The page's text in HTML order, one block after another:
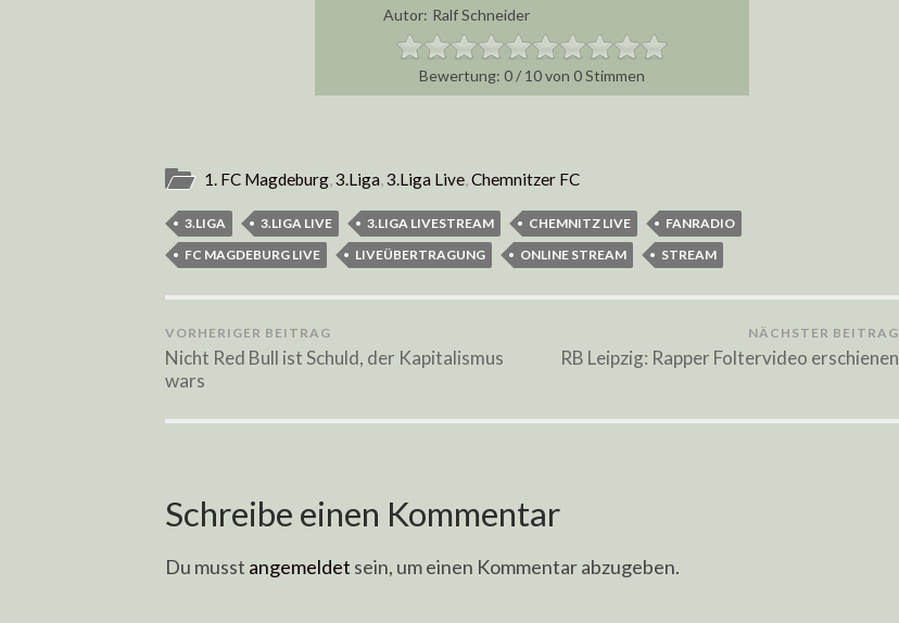
Autor: Ralf Schneider
0/ 10von 0Stimmen
1. FC Magdeburg,3.Liga,3.Liga Live,Chemnitzer FC
3.LIGA 3.LIGA LIVE 3.LIGA LIVESTREAM CHEMNITZ LIVE
FANRADIO
FC MAGDEBURG LIVE
LIVEÜBERTRAGUNG ONLINE STREAM STREAM
VORHERIGER BEITRAG
Nicht Red Bull ist Schuld, der Kapitalismus
wars
NÄCHSTER BEITRAG
RB Leipzig: Rapper Foltervideo erschienen
Schreibe einen Kommentar
Du musst angemeldet sein, um einen Kommentar abzugeben.